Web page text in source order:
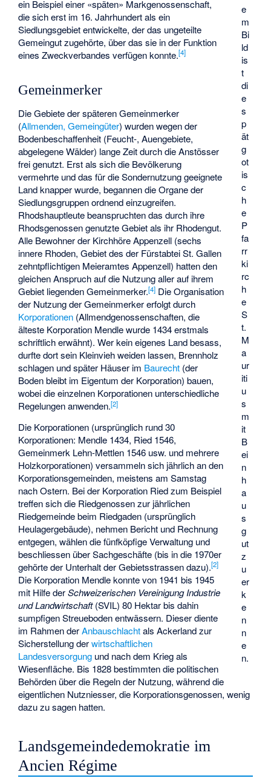
e
m
Bi
ld
is
t
di
e
s
p
ät
g
ot
is
c
h
e
P
fa
rr
ki
rc
h
e
S
t.
M
a
ur
iti
u
s
m
it
B
ei
n
h
a
u
s
g
ut
z
u
er
k
e
n
n
e
n.
ein Beispiel einer «späten» Markgenossenschaft,
die sich erst im 16. Jahrhundert als ein
Siedlungsgebiet entwickelte, der das ungeteilte
Gemeingut zugehörte, über das sie in der Funktion
eines Zweckverbandes verfügen konnte.[4]
Gemeinmerker
Die Gebiete der späteren Gemeinmerker
(Allmenden, Gemeingüter) wurden wegen der
Bodenbeschaffenheit (Feucht-, Auengebiete,
abgelegene Wälder) lange Zeit durch die Anstösser
frei genutzt. Erst als sich die Bevölkerung
vermehrte und das für die Sondernutzung geeignete
Land knapper wurde, begannen die Organe der
Siedlungsgruppen ordnend einzugreifen.
Rhodshauptleute beanspruchten das durch ihre
Rhodsgenossen genutzte Gebiet als ihr Rhodengut.
Alle Bewohner der Kirchhöre Appenzell (sechs
innere Rhoden, Gebiet des der Fürstabtei St. Gallen
zehntpflichtigen Meieramtes Appenzell) hatten den
gleichen Anspruch auf die Nutzung aller auf ihrem
Gebiet liegenden Gemeinmerker.[4] Die Organisation
der Nutzung der Gemeinmerker erfolgt durch
Korporationen (Allmendgenossenschaften, die
älteste Korporation Mendle wurde 1434 erstmals
schriftlich erwähnt). Wer kein eigenes Land besass,
durfte dort sein Kleinvieh weiden lassen, Brennholz
schlagen und später Häuser im Baurecht (der
Boden bleibt im Eigentum der Korporation) bauen,
wobei die einzelnen Korporationen unterschiedliche
Regelungen anwenden.[2]
Die Korporationen (ursprünglich rund 30
Korporationen: Mendle 1434, Ried 1546,
Gemeinmerk Lehn-Mettlen 1546 usw. und mehrere
Holzkorporationen) versammeln sich jährlich an den
Korporationsgemeinden, meistens am Samstag
nach Ostern. Bei der Korporation Ried zum Beispiel
treffen sich die Riedgenossen zur jährlichen
Riedgemeinde beim Riedgaden (ursprünglich
Heulagergebäude), nehmen Bericht und Rechnung
entgegen, wählen die fünfköpfige Verwaltung und
beschliessen über Sachgeschäfte (bis in die 1970er
gehörte der Unterhalt der Gebietsstrassen dazu).[2]
Die Korporation Mendle konnte von 1941 bis 1945
mit Hilfe derSchweizerischen Vereinigung Industrie
und Landwirtschaft(SVIL) 80 Hektar bis dahin
sumpfigen Streueboden entwässern. Dieser diente
im Rahmen derAnbauschlachtals Ackerland zur
Sicherstellung derwirtschaftlichen
Landesversorgung und nach dem Krieg als
Wiesenfläche. Bis 1828 bestimmten die politischen
Behörden über die Regeln der Nutzung, während die
eigentlichen Nutzniesser, die Korporationsgenossen, wenig
dazu zu sagen hatten.
Landsgemeindedemokratie im
Ancien Régime